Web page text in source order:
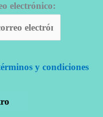
electrónico:
y condiciones